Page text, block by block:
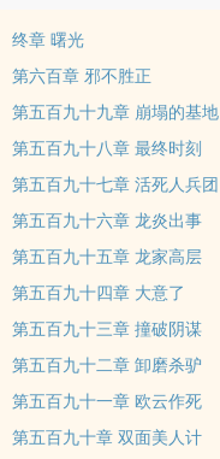
终章 曙光
第六百章 邪不胜正
第五百九十九章 崩塌的基地
第五百九十八章 最终时刻
第五百九十七章 活死人兵团
第五百九十六章 龙炎出事
第五百九十五章 龙家高层
第五百九十四章 大意了
第五百九十三章 撞破阴谋
第五百九十二章 卸磨杀驴
第五百九十一章 欧云作死
第五百九十章 双面美人计